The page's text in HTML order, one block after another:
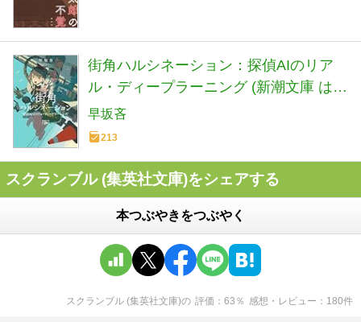
街角ハルシネーション：探偵AIのリア
ル・ディープラーニング (新潮文庫 は
72-5)
早坂吝
213
スクランブル (集英社文庫)をシェアする
本つぶやきをつぶやく
スクランブル (集英社文庫)の 評価 63 ％ 感想・レビュー 180件